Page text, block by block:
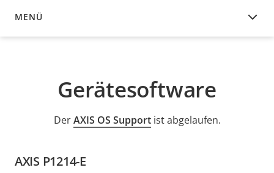
MENÜ
GERÄTESOFTWARE
Gerätesoftware
DerAXIS OS Supportist abgelaufen.
AXIS P1214-E